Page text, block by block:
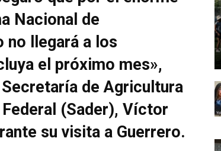
Nacional de
no llegará a los
el próximo mes»,
de Agricultura
(Sader), Víctor
su visita a Guerrero.